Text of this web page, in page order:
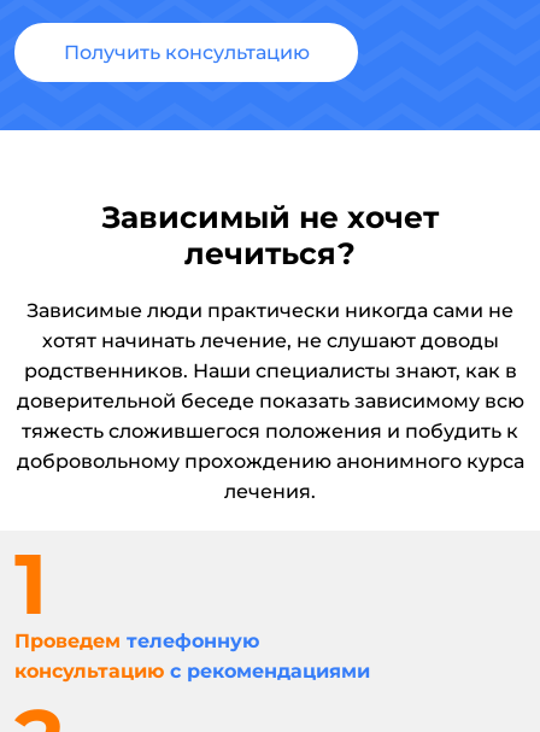
Получить консультацию
Зависимый не хочет
лечиться?
Зависимые люди практически никогда сами не
хотят начинать лечение, не слушают доводы
родственников. Наши специалисты знают, как в
доверительной беседе показать зависимому всю
тяжесть сложившегося положения и побудить к
добровольному прохождению анонимного курса
лечения.
Проведем телефонную
консультацию с рекомендациями